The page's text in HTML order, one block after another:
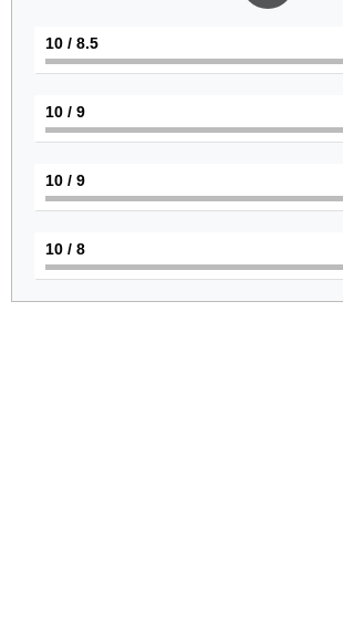
8.5
/ 10
9
/ 10
9
/ 10
8
/ 10